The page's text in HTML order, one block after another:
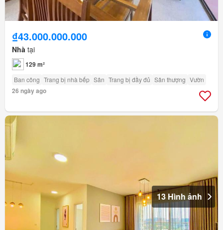
₫43.000.000.000
Nhà tại
129 m²
Ban công Trang bị nhà bếp Sân Trang bị đầy đủ Sân thượng Vườn
26 ngày ago
13 Hình ảnh